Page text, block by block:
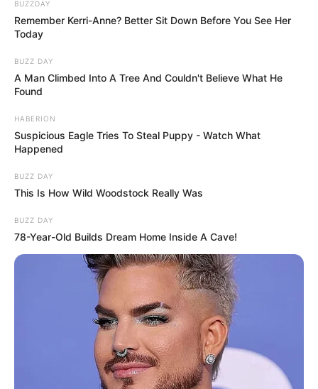
View this post on Instagram
A post shared by Lilu (@lilugram)
BUZZDAY
Remember Kerri-Anne? Better Sit Down Before You See Her
Today
BUZZ DAY
A Man Climbed Into A Tree And Couldn't Believe What He
Found
HABERION
Suspicious Eagle Tries To Steal Puppy - Watch What
Happened
BUZZ DAY
This Is How Wild Woodstock Really Was
BUZZ DAY
78-Year-Old Builds Dream Home Inside A Cave!